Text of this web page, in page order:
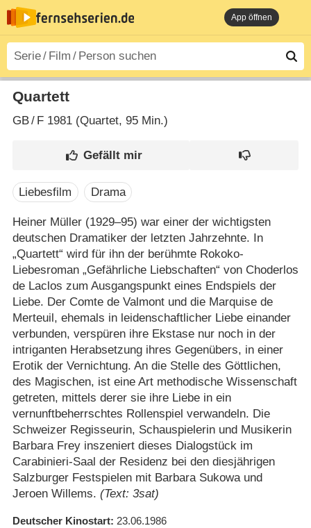
App öffnen
Quartett
GB/ F1981 (Quartet‎, 95 Min.)
Liebesfilm Drama
Heiner Müller (1929⁠–⁠95) war einer der wichtigsten
deutschen Dramatiker der letzten Jahrzehnte. In
„Quartett“ wird für ihn der berühmte Rokoko-
Liebesroman „Gefährliche Liebschaften“ von Choderlos
de Laclos zum Ausgangspunkt eines Endspiels der
Liebe. Der Comte de Valmont und die Marquise de
Merteuil, ehemals in leidenschaftlicher Liebe einander
verbunden, verspüren ihre Ekstase nur noch in der
intriganten Herabsetzung ihres Gegenübers, in einer
Erotik der Vernichtung. An die Stelle des Göttlichen,
des Magischen, ist eine Art methodische Wissenschaft
getreten, mittels derer sie ihre Liebe in ein
vernunftbeherrschtes Rollenspiel verwandeln. Die
Schweizer Regisseurin, Schauspielerin und Musikerin
Barbara Frey inszeniert dieses Dialogstück im
Carabinieri-Saal der Residenz bei den diesjährigen
Salzburger Festspielen mit Barbara Sukowa und
Jeroen Willems. (Text: 3sat)
Deutscher Kinostart 23.06.1986